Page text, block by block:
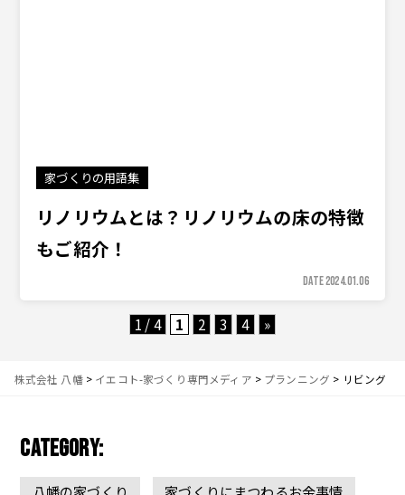
家づくりの用語集
リノリウムとは？リノリウムの床の特徴
もご紹介！
DATE 2024.01.06
1 / 4 1 2 3 4 »
株式会社 八幡> イエコト-家づくり専門メディア > プランニング > リビング
CATEGORY: